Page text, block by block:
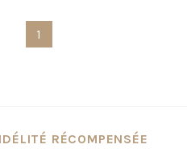
1
RÉCOMPENSÉE